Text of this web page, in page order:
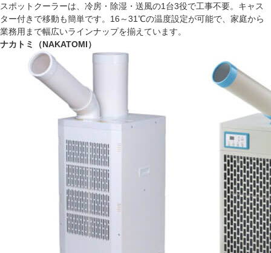
スポットクーラーは、冷房・除湿・送風の1台3役で工事不要。キャス
ター付きで移動も簡単です。16～31℃の温度設定が可能で、家庭から
業務用まで幅広いラインナップを揃えています。
ナカトミ（NAKATOMI）